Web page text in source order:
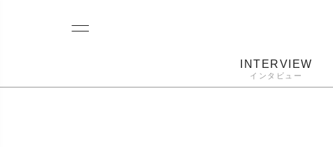
INTERVIEW
インタビュー